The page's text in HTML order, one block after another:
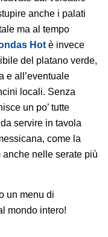
anche i palati
ma al tempo
Hot è invece
del platano verde,
e all’eventuale
locali. Senza
un po’ tutte
servire in tavola
come la
anche nelle serate più
un menu di
mondo intero!